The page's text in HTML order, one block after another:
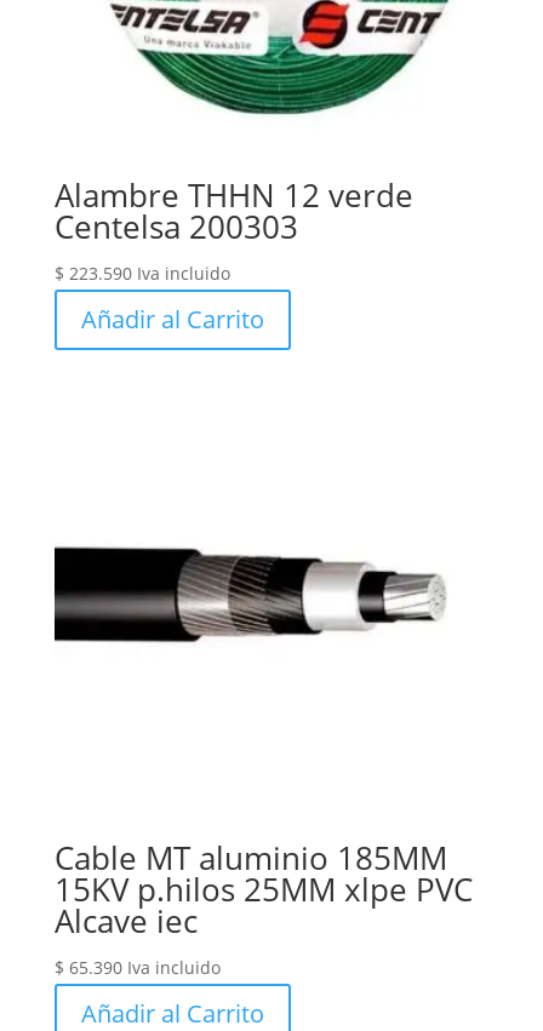
Alambre THHN 12 verde
Centelsa 200303
$ 223.590 Iva incluido
Añadir al Carrito
Cable MT aluminio 185MM
15KV p.hilos 25MM xlpe PVC
Alcave iec
$ 65.390 Iva incluido
Añadir al Carrito